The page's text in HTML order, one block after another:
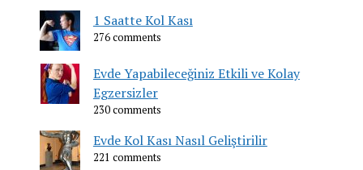
1 Saatte Kol Kası
276 comments
Evde Yapabileceğiniz Etkili ve Kolay
Egzersizler
230 comments
Evde Kol Kası Nasıl Geliştirilir
221 comments